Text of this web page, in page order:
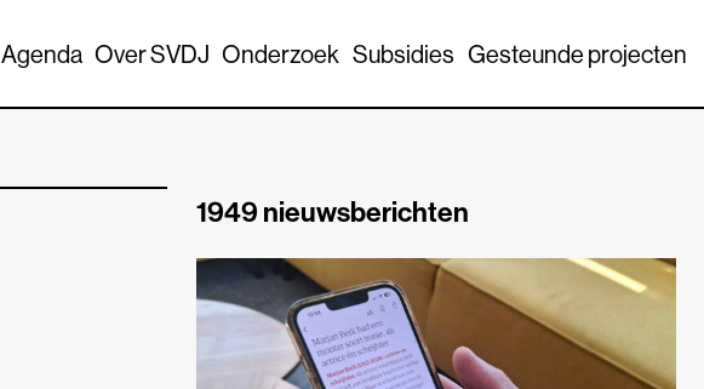
Agenda Over SVDJ Onderzoek Subsidies Gesteunde projecten
1949 nieuwsberichten